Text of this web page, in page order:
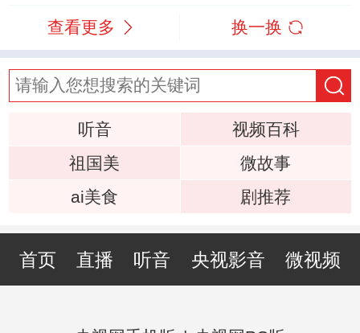
查看更多 换一换
听音
视频百科
祖国美
微故事
ai美食
剧推荐
首页 直播 听音 央视影音 微视频